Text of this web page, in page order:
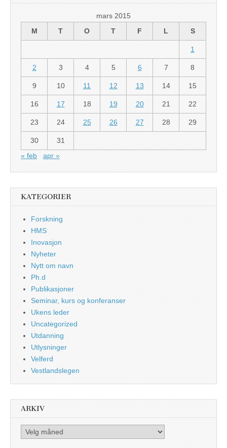
mars 2015
M
T O T F L S
1
2 3 4 5 6 7 8
9 10 11 12 13 14 15
16 17 18 19 20 21 22
23 24 25 26 27 28 29
30
31
« feb
apr »
KATEGORIER
Forskning
HMS
Inovasjon
Nyheter
Nytt om navn
Ph.d
Publikasjoner
Seminar, kurs og konferanser
Ukens leder
Uncategorized
Utdanning
Utlysninger
Velferd
Vestlandslegen
ARKIV
Arkiv